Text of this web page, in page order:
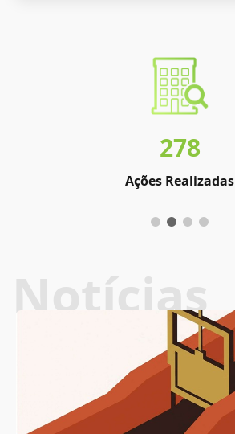
278
Ações Realizadas
Notícias